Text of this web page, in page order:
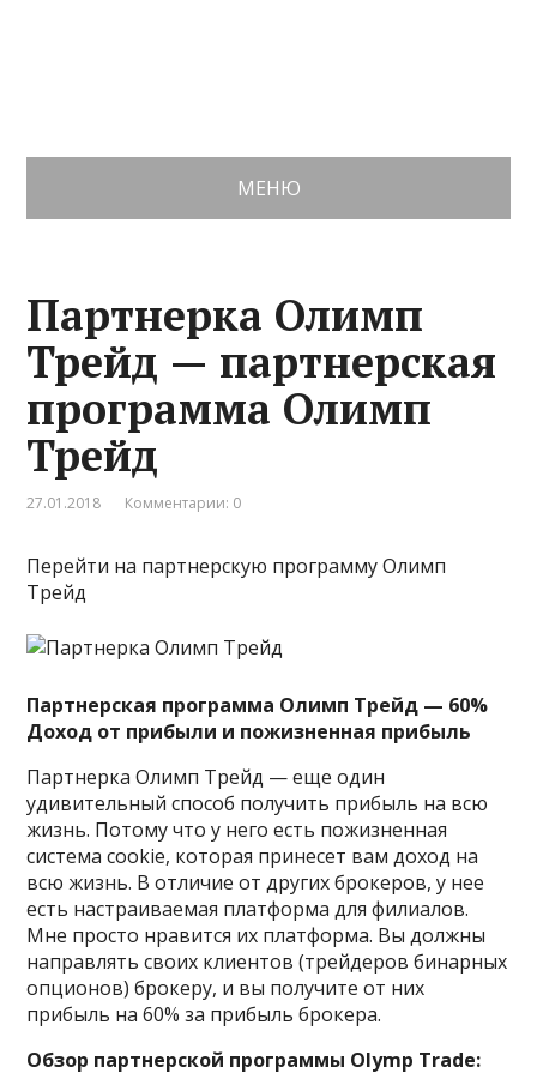
МЕНЮ
Партнерка Олимп
Трейд — партнерская
программа Олимп
Трейд
27.01.2018 Комментарии: 0
Перейти на партнерскую программу Олимп
Трейд
Партнерская программа Олимп Трейд — 60%
Доход от прибыли и пожизненная прибыль
Партнерка Олимп Трейд — еще один
удивительный способ получить прибыль на всю
жизнь. Потому что у него есть пожизненная
система cookie, которая принесет вам доход на
всю жизнь. В отличие от других брокеров, у нее
есть настраиваемая платформа для филиалов.
Мне просто нравится их платформа. Вы должны
направлять своих клиентов (трейдеров бинарных
опционов) брокеру, и вы получите от них
прибыль на 60% за прибыль брокера.
Обзор партнерской программы Olymp Trade: